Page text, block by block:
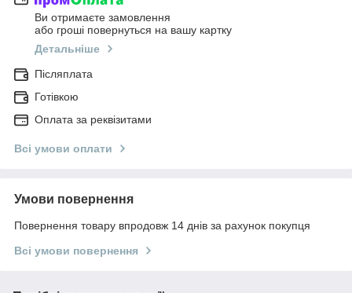
Ви отримаєте замовлення
або гроші повернуться на вашу картку
Детальніше
Післяплата
Готівкою
Оплата за реквізитами
Всі умови оплати
Умови повернення
Повернення товару впродовж 14 днів за рахунок покупця
Всі умови повернення